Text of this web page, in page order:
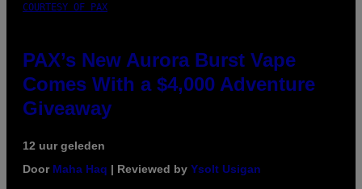
COURTESY OF PAX
PAX’s New Aurora Burst Vape
Comes With a $4,000 Adventure
Giveaway
12 uur geleden
Door Maha Haq | Reviewed by Ysolt Usigan